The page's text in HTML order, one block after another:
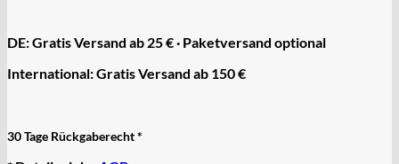
DE: Gratis Versand ab 25 € · Paketversand optional
International: Gratis Versand ab 150 €
30 Tage Rückgaberecht *